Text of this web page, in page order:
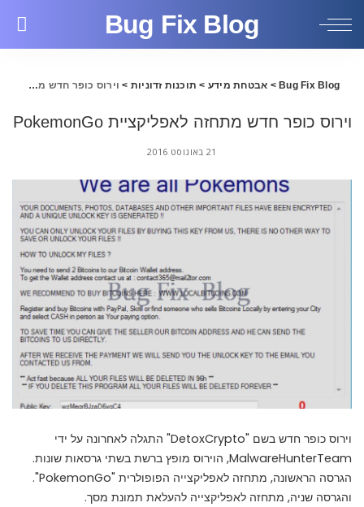
Bug Fix Blog
Bug Fix Blog
> אבטחת מידע > תוכנות זדוניות > וירוס כופר חדש מתחזה לאפליקציית PokemonGo
וירוס כופר חדש מתחזה לאפליקציית PokemonGo
21 באוגוסט 2016
וירוס כופר חדש בשם "DetoxCrypto" התגלה לאחרונה על ידי
MalwareHunterTeam, הוירוס מופץ ברשת בשתי גרסאות שונות.
הגרסה הראשונה, מתחזה לאפליקצייה הפופולרית "PokemonGo".
והגרסה שניה, מתחזה לאפליקצייה להעלאת תמונת מסך.